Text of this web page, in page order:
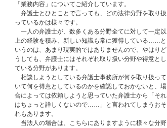
「業務内容」についてご紹介しています。
弁護士とひとことで言っても、どの法律分野を取り扱
っているかは様々です。
一人の弁護士が、数多くある分野全てに対して一定以
上の経験を積み、新しい知識も常に獲得している……と
いうのは、あまり現実的ではありませんので、やはりど
うしても、弁護士にはそれぞれ取り扱い分野や得意とし
ている分野があります。
相談しようとしている弁護士事務所が何を取り扱って
いて何を得意としているのかを確認しておかないと、場
合によっては依頼しようと思っていた弁護士から「それ
はちょっと詳しくないので……」と言われてしまうおそ
れもあります。
当法人の場合は、こちらにありますように様々な分野